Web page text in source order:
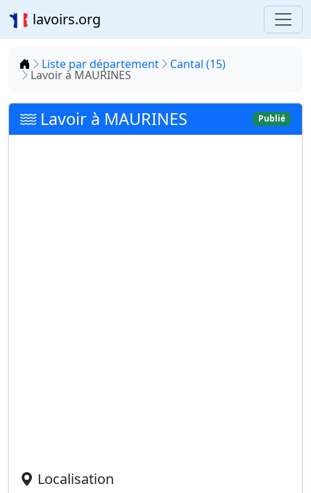
lavoirs.org
Accueil
Liste par département Cantal (15)
Lavoir à MAURINES
Lavoir à MAURINES Publié
Localisation